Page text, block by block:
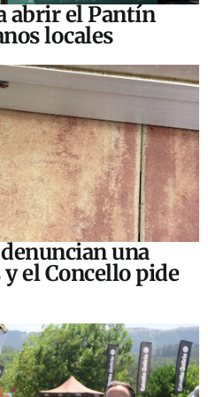
abrir el Pantín
locales
una
y el Concello pide